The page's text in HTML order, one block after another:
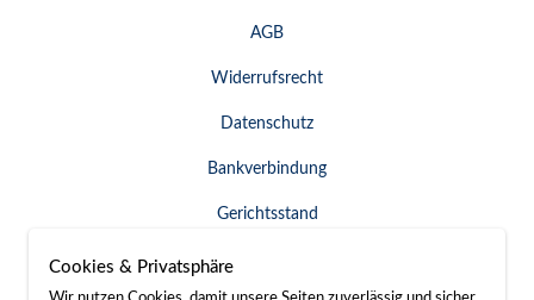
AGB
Widerrufsrecht
Datenschutz
Bankverbindung
Gerichtsstand
Widerruf erklären
Cookies & Privatsphäre